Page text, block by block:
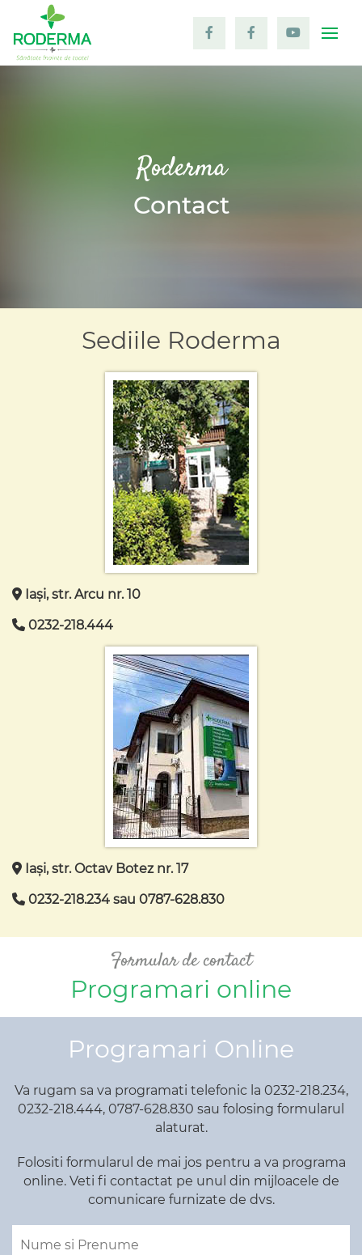
Roderma
Contact
Sediile Roderma
Iași, str. Arcu nr. 10
0232-218.444
Iași, str. Octav Botez nr. 17
0232-218.234 sau 0787-628.830
Formular de contact
Programari online
Programari Online
Va rugam sa va programati telefonic la 0232-218.234,
0232-218.444, 0787-628.830 sau folosing formularul
alaturat.
Folositi formularul de mai jos pentru a va programa
online. Veti fi contactat pe unul din mijloacele de
comunicare furnizate de dvs.